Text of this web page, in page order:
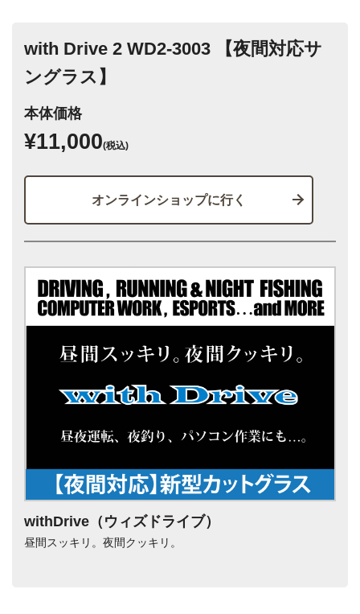
with Drive 2 WD2-3003 【夜間対応サ
ングラス】
本体価格
¥11,000(税込)
オンラインショップに行く
withDrive（ウィズドライブ）
昼間スッキリ。夜間クッキリ。